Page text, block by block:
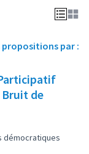
propositions par :
de
démocratiques